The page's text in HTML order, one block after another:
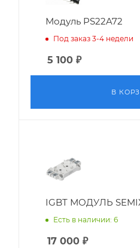
Модуль PS22A72
Под заказ 3-4 недели
5 100 ₽
В
IGBT МОДУЛЬ
Есть в наличии: 6
17 000 ₽